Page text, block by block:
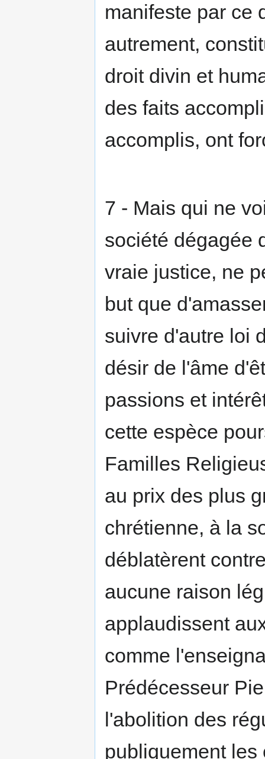
manifeste par ce
autrement,
droit divin et
des faits
accomplis, ont
7 - Mais qui ne
société dégagée
vraie justice, ne
but que
suivre d'autre loi
désir de l'âme
passions et
cette espèce
Familles
au prix des plus
chrétienne, à la
déblatèrent
aucune raison
applaudissent
comme
Prédécesseur
l'abolition des
publiquement